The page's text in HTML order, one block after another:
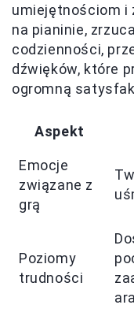
umiejętnościom i
na pianinie,
codzienności,
dźwięków, które
ogromną
Aspekt
Emocje
związane z
grą
Poziomy
trudności